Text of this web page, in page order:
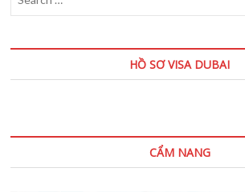
HỒ SƠ VISA DUBAI
CẨM NANG